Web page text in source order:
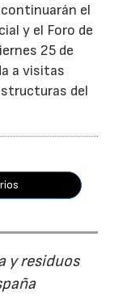
continuarán el
y el Foro de
25 de
a visitas
del
y residuos